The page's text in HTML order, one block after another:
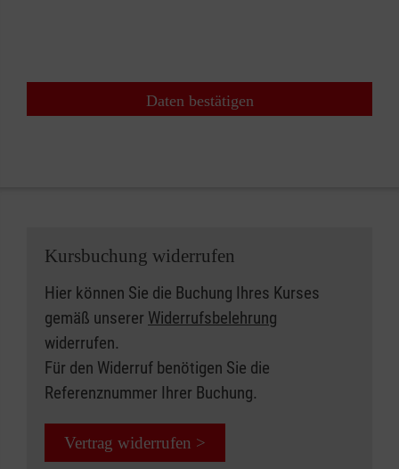
Daten bestätigen
Kursbuchung widerrufen
Hier können Sie die Buchung Ihres Kurses
gemäß unserer Widerrufsbelehrung
widerrufen.
Für den Widerruf benötigen Sie die
Referenznummer Ihrer Buchung.
Vertrag widerrufen >